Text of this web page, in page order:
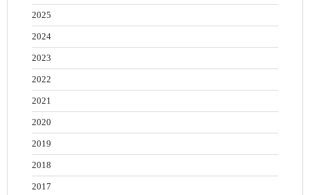
2025
2024
2023
2022
2021
2020
2019
2018
2017